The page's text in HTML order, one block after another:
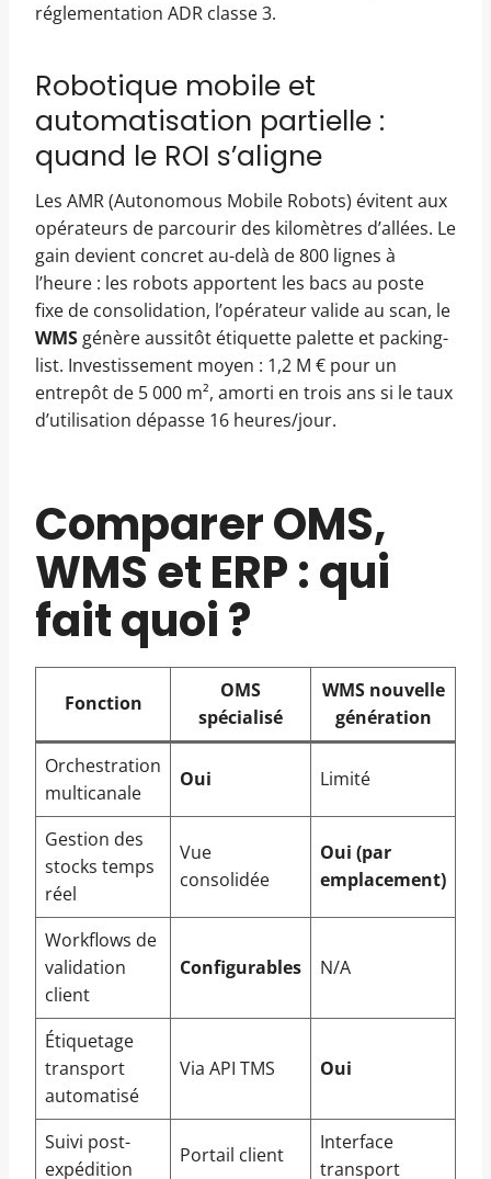
réglementation ADR classe 3.
Robotique mobile et
automatisation partielle :
quand le ROI s’aligne
Les AMR (Autonomous Mobile Robots) évitent aux
opérateurs de parcourir des kilomètres d’allées. Le
gain devient concret au-delà de 800 lignes à
l’heure : les robots apportent les bacs au poste
fixe de consolidation, l’opérateur valide au scan, le
WMS génère aussitôt étiquette palette et packing-
list. Investissement moyen : 1,2 M € pour un
entrepôt de 5 000 m², amorti en trois ans si le taux
d’utilisation dépasse 16 heures/jour.
Comparer OMS,
WMS et ERP : qui
fait quoi ?
Fonction
OMS
spécialisé
WMS nouvelle
génération
Orchestration
multicanale
Oui Limité
Gestion des
stocks temps
réel
Vue
consolidée
Oui (par
emplacement)
Workflows de
validation
client
Configurables N/A
Étiquetage
transport
automatisé
Via API TMS Oui
Suivi post-
expédition
Portail client
Interface
transport